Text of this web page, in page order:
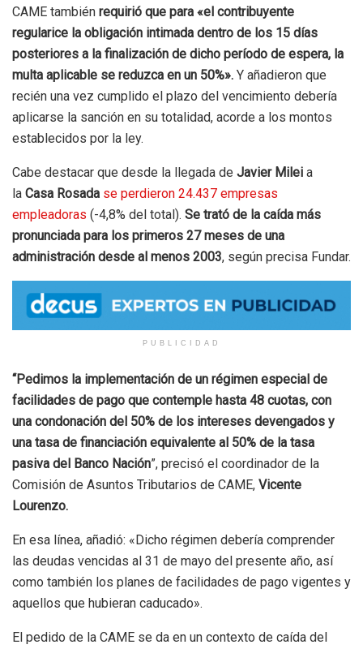
CAME también requirió que para «el contribuyente
regularice la obligación intimada dentro de los 15 días
posteriores a la finalización de dicho período de espera, la
multa aplicable se reduzca en un 50%». Y añadieron que
recién una vez cumplido el plazo del vencimiento debería
aplicarse la sanción en su totalidad, acorde a los montos
establecidos por la ley.
Cabe destacar que desde la llegada de Javier Milei a
la Casa Rosada se perdieron 24.437 empresas
empleadoras (-4,8% del total). Se trató de la caída más
pronunciada para los primeros 27 meses de una
administración desde al menos 2003, según precisa Fundar.
PUBLICIDAD
“Pedimos la implementación de un régimen especial de
facilidades de pago que contemple hasta 48 cuotas, con
una condonación del 50% de los intereses devengados y
una tasa de financiación equivalente al 50% de la tasa
pasiva del Banco Nación”, precisó el coordinador de la
Comisión de Asuntos Tributarios de CAME, Vicente
Lourenzo.
En esa línea, añadió: «Dicho régimen debería comprender
las deudas vencidas al 31 de mayo del presente año, así
como también los planes de facilidades de pago vigentes y
aquellos que hubieran caducado».
El pedido de la CAME se da en un contexto de caída del